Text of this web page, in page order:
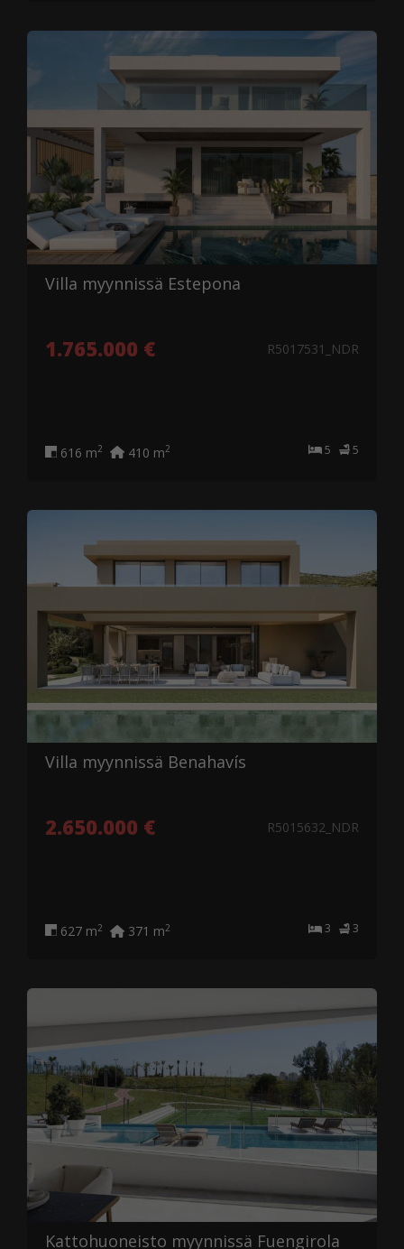
Villa myynnissä Estepona
1.765.000 € R5017531_NDR
5 5
616 m2 410 m2
Villa myynnissä Benahavís
2.650.000 € R5015632_NDR
3 3
627 m2 371 m2
Kattohuoneisto myynnissä Fuengirola